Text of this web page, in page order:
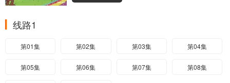
线路1
第01集 第02集 第03集 第04集
第05集 第06集 第07集 第08集